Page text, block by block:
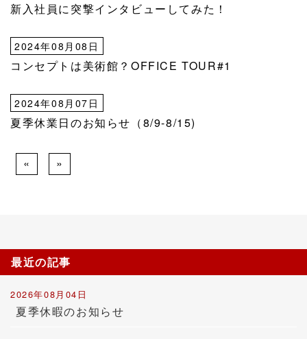
新入社員に突撃インタビューしてみた！
2024年08月08日
コンセプトは美術館？OFFICE TOUR#1
2024年08月07日
夏季休業日のお知らせ（8/9-8/15)
« »
最近の記事
2026年08月04日
夏季休暇のお知らせ